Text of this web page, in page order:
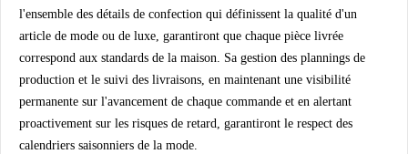
l'ensemble des détails de confection qui définissent la qualité d'un
article de mode ou de luxe, garantiront que chaque pièce livrée
correspond aux standards de la maison. Sa gestion des plannings de
production et le suivi des livraisons, en maintenant une visibilité
permanente sur l'avancement de chaque commande et en alertant
proactivement sur les risques de retard, garantiront le respect des
calendriers saisonniers de la mode.